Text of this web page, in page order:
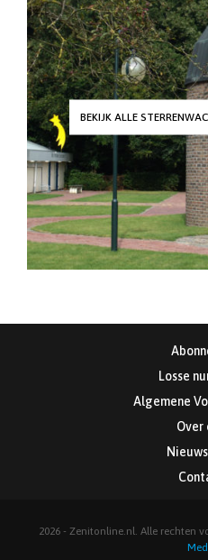
BEKIJK ALLE
Losse
Algemene
Over
2026 - Zenitonline.nl. Alle rechten